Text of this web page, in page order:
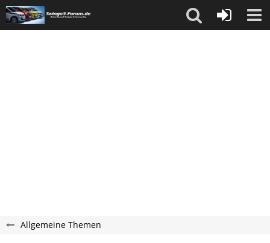
Allgemeine Themen